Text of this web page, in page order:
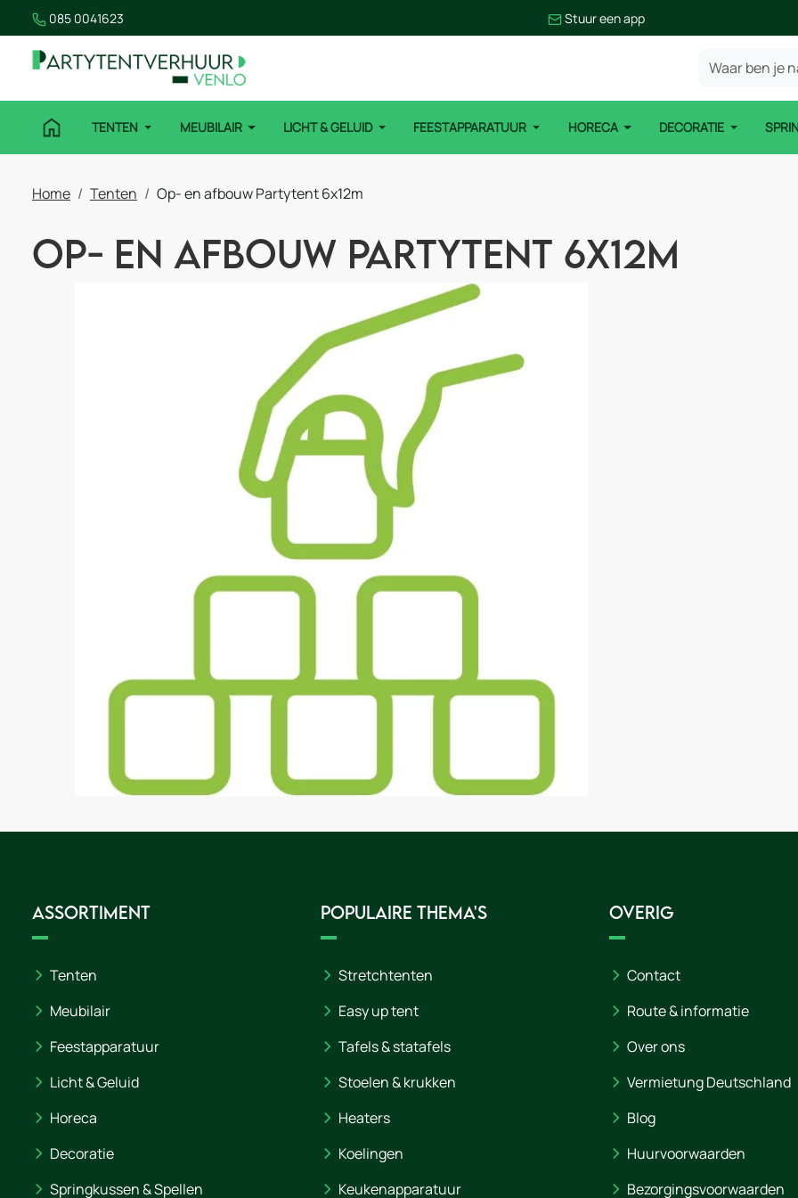
085 0041623 Stuur een app
TENTEN MEUBILAIR LICHT & GELUID FEESTAPPARATUUR HORECA DECORATIE
Home Tenten Op- en afbouw Partytent 6x12m
Op- en afbouw Partytent 6x12m
Assortiment
Tenten
Meubilair
Feestapparatuur
Licht & Geluid
Horeca
Decoratie
Springkussen & Spellen
Populaire thema's
Stretchtenten
Easy up tent
Tafels & statafels
Stoelen & krukken
Heaters
Koelingen
Keukenapparatuur
Overig
Contact
Route & informatie
Over ons
Vermietung Deutschland
Blog
Huurvoorwaarden
Bezorgingsvoorwaarden